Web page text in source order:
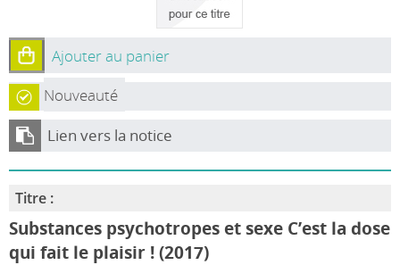
Ajouter au panier
Nouveauté
Lien vers la notice
Titre :
Substances psychotropes et sexe C’est la dose
qui fait le plaisir ! (2017)